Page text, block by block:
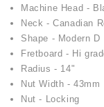
Machine Head -
Neck - Canadian
Shape - Modern D
Fretboard - Hi
Radius - 14"
Nut Width - 43mm
Nut - Locking